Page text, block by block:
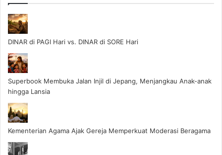
DINAR di PAGI Hari vs. DINAR di SORE Hari
Superbook Membuka Jalan Injil di Jepang, Menjangkau Anak-anak
hingga Lansia
Kementerian Agama Ajak Gereja Memperkuat Moderasi Beragama